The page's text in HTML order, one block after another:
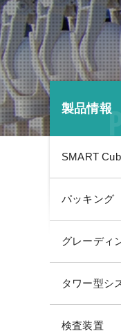
製品情報
SMART
パッキング
グレーディ
タワー型シ
検査装置